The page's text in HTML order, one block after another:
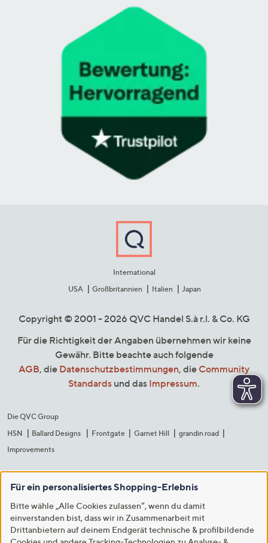
International
USA
Großbritannien Italien Japan
Copyright © 2001 - 2026 QVC Handel S.à r.l. & Co. KG
Für die Richtigkeit der Angaben übernehmen wir keine
Gewähr. Bitte beachte auch folgende
AGB, die Datenschutzbestimmungen, die Community
Standards und das Impressum.
Die QVC Group
HSN
Ballard Designs Frontgate Garnet Hill
grandin road
Improvements
Für ein personalisiertes Shopping-Erlebnis
Bitte wähle „Alle Cookies zulassen“, wenn du damit
einverstanden bist, dass wir in Zusammenarbeit mit
Drittanbietern auf deinem Endgerät technische & profilbildende